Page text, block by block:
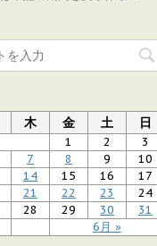
木 金 土 日
6月 »
1 2
3
7 8 9
10
14 15 16
17
21 22 23
24
28 29 30 31